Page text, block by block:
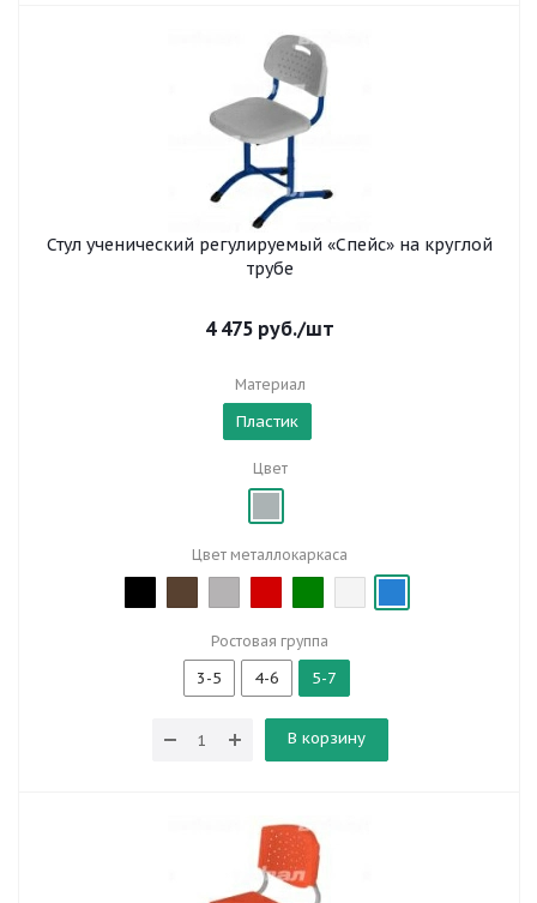
Стул ученический регулируемый «Спейс» на круглой
трубе
4 475 руб./шт
Материал
Пластик
Цвет
Цвет металлокаркаса
Ростовая группа
3-5 4-6 5-7
В корзину